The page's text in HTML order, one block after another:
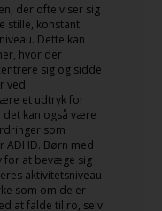
der ofte viser sig
stille, konstant
Dette kan
hvor der
sig og sidde
ved
et udtryk for
det kan også være
som
ADHD. Børn med
for at bevæge sig
aktivitetsniveau
som om de er
at falde til ro, selv